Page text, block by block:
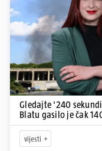
Gledajte '240
Blatu gasilo je čak
vijesti